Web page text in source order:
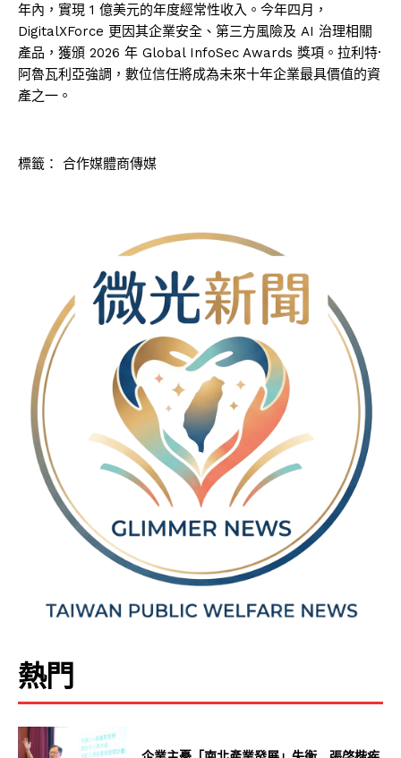
年內，實現 1 億美元的年度經常性收入。今年四月，
DigitalXForce 更因其企業安全、第三方風險及 AI 治理相關
產品，獲頒 2026 年 Global InfoSec Awards 獎項。拉利特·
阿魯瓦利亞強調，數位信任將成為未來十年企業最具價值的資
產之一。
標籤： 合作媒體商傳媒
熱門